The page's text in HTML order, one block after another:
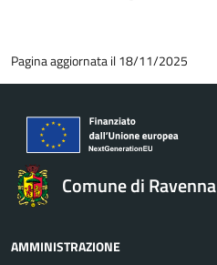
Pagina aggiornata il 18/11/2025
Comune di Ravenna
AMMINISTRAZIONE